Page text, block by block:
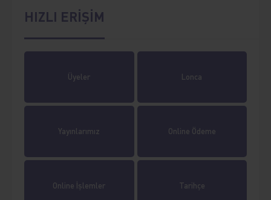
HIZLI ERİŞİM
Üyeler Lonca
Yayınlarımız Online Ödeme
Online İşlemler Tarihçe